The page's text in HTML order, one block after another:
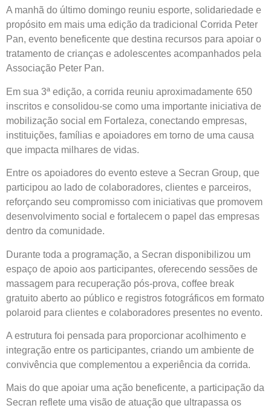
A manhã do último domingo reuniu esporte, solidariedade e
propósito em mais uma edição da tradicional Corrida Peter
Pan, evento beneficente que destina recursos para apoiar o
tratamento de crianças e adolescentes acompanhados pela
Associação Peter Pan.
Em sua 3ª edição, a corrida reuniu aproximadamente 650
inscritos e consolidou-se como uma importante iniciativa de
mobilização social em Fortaleza, conectando empresas,
instituições, famílias e apoiadores em torno de uma causa
que impacta milhares de vidas.
Entre os apoiadores do evento esteve a Secran Group, que
participou ao lado de colaboradores, clientes e parceiros,
reforçando seu compromisso com iniciativas que promovem
desenvolvimento social e fortalecem o papel das empresas
dentro da comunidade.
Durante toda a programação, a Secran disponibilizou um
espaço de apoio aos participantes, oferecendo sessões de
massagem para recuperação pós-prova, coffee break
gratuito aberto ao público e registros fotográficos em formato
polaroid para clientes e colaboradores presentes no evento.
A estrutura foi pensada para proporcionar acolhimento e
integração entre os participantes, criando um ambiente de
convivência que complementou a experiência da corrida.
Mais do que apoiar uma ação beneficente, a participação da
Secran reflete uma visão de atuação que ultrapassa os